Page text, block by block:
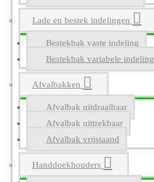
Lade en bestek indelingen
Bestekbak vaste indeling
Bestekbak variabele indeling
Afvalbakken
Afvalbak uitdraaibaar
Afvalbak uittrekbaar
Afvalbak vrijstaand
Handdoekhouders